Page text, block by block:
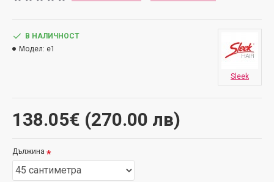
138.05€ (270.00 лв)
В НАЛИЧНОСТ
Модел: e1
Sleek
Дължина